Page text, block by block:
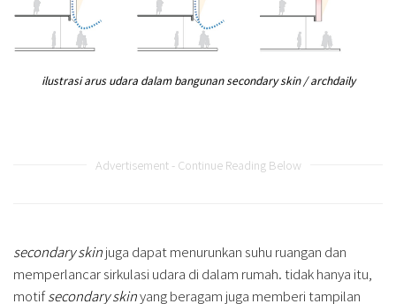
ilustrasi arus udara dalam bangunan secondary skin / archdaily
Advertisement - Continue Reading Below
secondary skinjuga dapat menurunkan suhu ruangan dan
memperlancar sirkulasi udara di dalam rumah. tidak hanya itu,
motifsecondary skinyang beragam juga memberi tampilan